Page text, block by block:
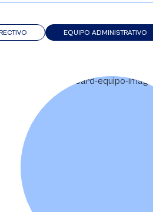
EQUIPO ADMINISTRATIVO